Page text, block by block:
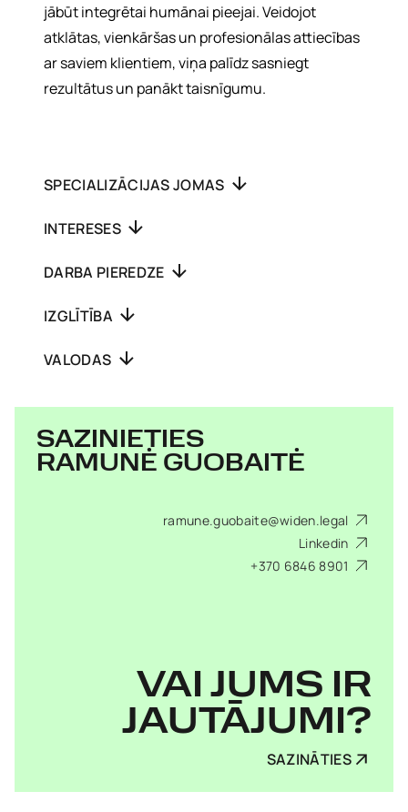
jābūt integrētai humānai pieejai. Veidojot
atklātas, vienkāršas un profesionālas attiecības
ar saviem klientiem, viņa palīdz sasniegt
rezultātus un panākt taisnīgumu.
SPECIALIZĀCIJAS JOMAS
INTERESES
DARBA PIEREDZE
IZGLĪTĪBA
VALODAS
SAZINIETIES
RAMUNĖ GUOBAITĖ
ramune.guobaite@widen.legal
Linkedin
+370 6846 8901
VAI JUMS IR
JAUTĀJUMI?
SAZINĀTIES